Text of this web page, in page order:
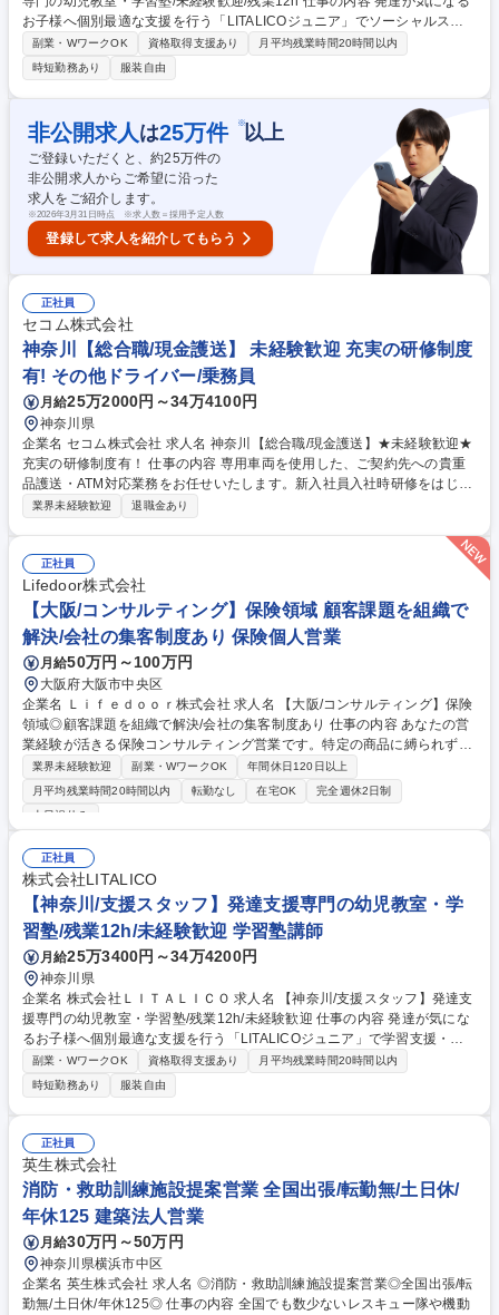
お子様へ個別最適な支援を行う「LITALICOジュニア」でソーシャルスキ
ル・学習支援の指導スタッフをお任せします。営業や販売での経験を活か
してオーダーメイドの支援を立案・実施いただきます。 【詳細】■支援立
案：お子様の好きなものや課題に合わせた独自のプログラムを作成し、遊
びや学習を通じて社会生活スキル獲得を目指します。■支援：計画に沿い
支援を行います。好きなものや活動を通して楽しくできるを作ります。■
状況報告：支援後には保護者様へ支援内容のFBをおこないます。■支援
後：映像を用いて育成担当と振り返り、支援の質を高めるための会議を行
います。■保護者様への費用・支援計画の説明等 募集職種 【東京/支援ス
タッフ】発達支援専門の幼児教室・学習塾/未経験歓迎/残業12h
副業・WワークOK 資格取得支援あり
月平均残業時間20時間以内
時短勤務あり
服装自由
非公開求人 は25万件 ※以上
ご登録いただくと、約25万件の
非公開求人からご希望に沿った
求人をご紹介します。
※2026年3月31日時点 ※求人数＝採用予定人数
登録して求人を紹介してもらう
正社員
セコム株式会社
神奈川【総合職/現金護送】 未経験歓迎 充実の研修制度
有! その他ドライバー/乗務員
月給25万2000円～34万4100円
神奈川県
企業名 セコム株式会社 求人名 神奈川【総合職/現金護送】★未経験歓迎★
充実の研修制度有！ 仕事の内容 専用車両を使用した、ご契約先への貴重
品護送・ATM対応業務をお任せいたします。新入社員入社時研修をはじめ
として、配属後もOJTや集合研修等手厚いフォロー体制があります。 【業
した財産を、指定された場所まで護送・回収） ・ATM対応業務（ご契約先
ATMへの現金補充・回収業務） ※勤務は常に仲間と一緒のチームプレー！
街中で人々の目に触れる機会も多い為、モチベーションを維持しながら質
の高い「魅せる警備」が身につきます。 募集職種 神奈川【総合職/現金護
送】★未経験歓迎★充実の研修制度有！
業界未経験歓迎 退職金あり
正社員
Lifedoor株式会社
【大阪/コンサルティング】保険領域 顧客課題を組織で
解決/会社の集客制度あり 保険個人営業
月給50万円～100万円
大阪府大阪市中央区
企業名 Ｌｉｆｅｄｏｏｒ株式会社 求人名 【大阪/コンサルティング】保険
領域◎顧客課題を組織で解決/会社の集客制度あり 仕事の内容 あなたの営
業経験が活きる保険コンサルティング営業です。特定の商品に縛られず、
お客様に寄り添う自由な提案が可能。集客は仕組み化されており、成果が
正当に給与に直結するため、納得感を持って働ける環境です。 ・個人での
顧客開拓に加え、チームでのセミナーやイベントによる集客の仕組みが確
与に直結するため、評価に対する不透明感がありません。 ・随時開催の勉
強会で、保険の基本から実践的な販売テクニックまで幅広く習得できま
す。 ・毎朝の朝礼と勉強会を通じ、規律正しい行動を習慣化。営業社員と
して確実な成長を実感できるよう全力でサポートします。 募集職種 【大
阪/コンサルティング】保険領域◎顧客課題を組織で解決/会社の集客制度
業界未経験歓迎 副業・WワークOK
年間休日120日以上
月平均残業時間20時間以内
転勤なし 在宅OK
完全週休2日制
土日祝休み
正社員
株式会社LITALICO
【神奈川/支援スタッフ】発達支援専門の幼児教室・学
習塾/残業12h/未経験歓迎 学習塾講師
月給25万3400円～34万4200円
神奈川県
企業名 株式会社ＬＩＴＡＬＩＣＯ 求人名 【神奈川/支援スタッフ】発達支
援専門の幼児教室・学習塾/残業12h/未経験歓迎 仕事の内容 発達が気にな
るお子様へ個別最適な支援を行う「LITALICOジュニア」で学習支援・ソ
ーシャルスキルの指導スタッフをお任せします。販売や営業でのご経験を
活かしてオーダーメイドの支援を立案・実施いただきます。 【詳細】■支
援立案：お子様の好きなものや課題に合わせた独自のプログラムを作成
し、遊びや学習を通じて社会生活スキル獲得を目指します。■支援：計画
に沿い支援を行います。好きなものや活動を通して楽しくできるを作りま
す。■状況報告：支援後には保護者様へ支援内容のFBをおこないます。■
支援後：映像を用いて育成担当と振り返り、支援の質を高めるための会議
を行います。■保護者様への費用・支援計画の説明等 募集職種 【神奈川/
支援スタッフ】発達支援専門の幼児教室・学習塾/残業12h/未経験歓迎
副業・WワークOK 資格取得支援あり
月平均残業時間20時間以内
時短勤務あり
服装自由
正社員
英生株式会社
消防・救助訓練施設提案営業 全国出張/転勤無/土日休/
年休125 建築法人営業
月給30万円～50万円
神奈川県横浜市中区
企業名 英生株式会社 求人名 ◎消防・救助訓練施設提案営業◎全国出張/転
勤無/土日休/年休125◎ 仕事の内容 全国でも数少ないレスキュー隊や機動